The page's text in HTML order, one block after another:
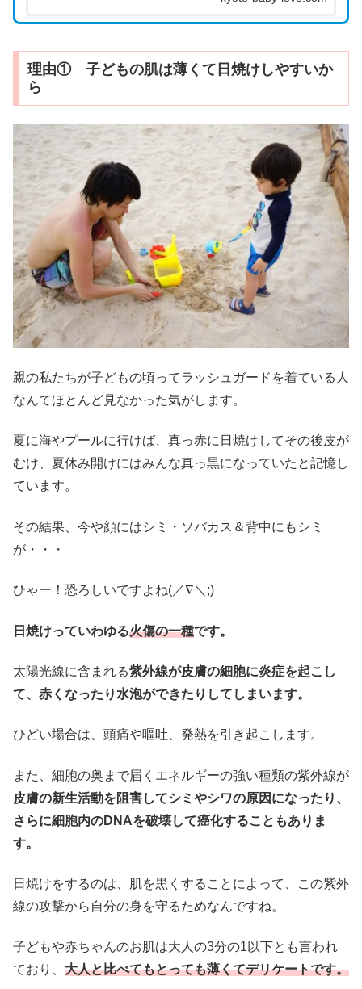
理由① 子どもの肌は薄くて日焼けしやすいか
ら
親の私たちが子どもの頃ってラッシュガードを着ている人
なんてほとんど見なかった気がします。
夏に海やプールに行けば、真っ赤に日焼けしてその後皮が
むけ、夏休み開けにはみんな真っ黒になっていたと記憶し
ています。
その結果、今や顔にはシミ・ソバカス＆背中にもシミ
が・・・
ひゃー！恐ろしいですよね(／∇＼;)
日焼けっていわゆる火傷の一種です。
太陽光線に含まれる紫外線が皮膚の細胞に炎症を起こし
て、赤くなったり水泡ができたりしてしまいます。
ひどい場合は、頭痛や嘔吐、発熱を引き起こします。
また、細胞の奥まで届くエネルギーの強い種類の紫外線が
皮膚の新生活動を阻害してシミやシワの原因になったり、
さらに細胞内のDNAを破壊して癌化することもありま
す。
日焼けをするのは、肌を黒くすることによって、この紫外
線の攻撃から自分の身を守るためなんですね。
子どもや赤ちゃんのお肌は大人の3分の1以下とも言われ
ており、 大人と比べてもとっても薄くてデリケートです。